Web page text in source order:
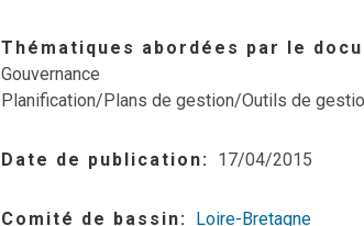
Thématiques abordées par le
Gouvernance
Planification/Plans de gestion/Outils de
Date de publication 17/04/2015
Comité de bassin Loire-Bretagne